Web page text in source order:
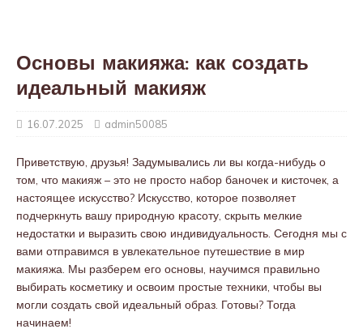
Основы макияжа: как создать
идеальный макияж
16.07.2025 admin50085
Приветствую, друзья! Задумывались ли вы когда-нибудь о
том, что макияж – это не просто набор баночек и кисточек, а
настоящее искусство? Искусство, которое позволяет
подчеркнуть вашу природную красоту, скрыть мелкие
недостатки и выразить свою индивидуальность. Сегодня мы с
вами отправимся в увлекательное путешествие в мир
макияжа. Мы разберем его основы, научимся правильно
выбирать косметику и освоим простые техники, чтобы вы
могли создать свой идеальный образ. Готовы? Тогда
начинаем!